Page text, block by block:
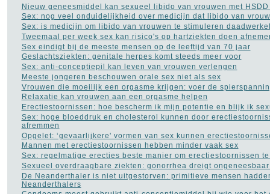
Nieuw geneesmiddel kan sexueel libido van vrouwen met
Sex: nog veel onduidelijkheid over medicijn dat libido van
Sex: is medicijn om libido van vrouwen te stimuleren
Tweemaal per week sex kan risico's op hartziekten doen
Sex eindigt bij de meeste mensen op de leeftijd van 70 jaar
Geslachtsziekten: genitale herpes komt steeds meer voor
Sex: anti-conceptiepil kan leven van vrouwen verlengen
Meeste jongeren beschouwen orale sex niet als sex
Vrouwen die moeilijk een orgasme krijgen: voer de
Relaxatie kan vrouwen aan een orgasme helpen
Erectiestoornissen: hoe bescherm ik mijn potentie en blijk ik
Sex: hoge bloeddruk en cholesterol kunnen door
afremmen
Opgelet: ‘gevaarlijkere' vormen van sex kunnen
Mannen met erectiestoornissen hebben minder vaak sex
Sex: regelmatige erecties beste manier om erectiestoornissen
Sexueel overdraagbare ziekten: gonorrhea dreigt
De Neanderthaler is niet uitgestorven: primitieve mensen
Neanderthalers